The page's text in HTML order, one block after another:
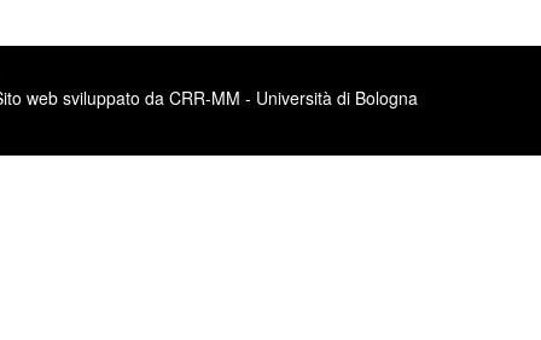
web sviluppato da CRR-MM - Università di Bologna